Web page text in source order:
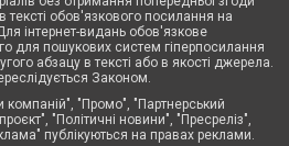
обов'язкового посилання на
інтернет-видань обов'язкове
для пошукових систем гіперпосилання
абзацу в тексті або в якості джерела.
Законом.
"Промо", "Партнерський
"Політичні новини", "Пресреліз",
публікуються на правах реклами.